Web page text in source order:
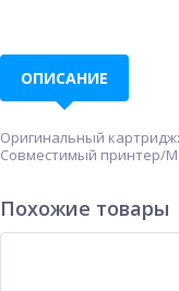
ОПИСАНИЕ
Оригинальный картридж:
Совместимый принтер/
Похожие товары